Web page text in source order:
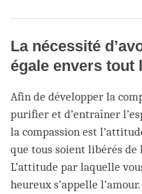
La nécessité
égale envers tout
Afin de développer la
purifier et d’entraîner
la compassion est
que tous soient libérés
L’attitude par laquelle
heureux s’appelle